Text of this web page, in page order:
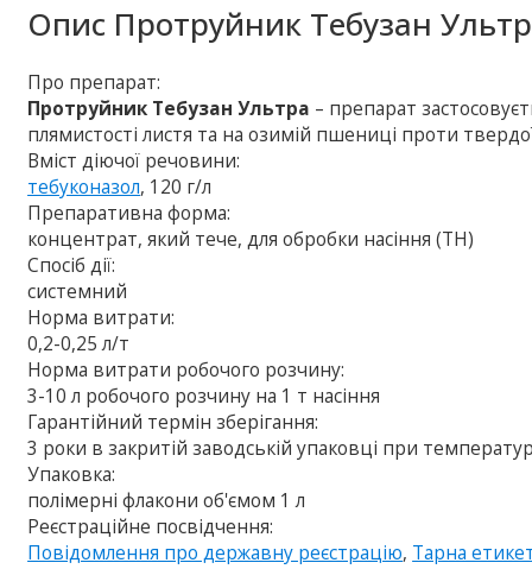
Опис Протруйник Тебузан
Про препарат:
Протруйник Тебузан Ультра – препарат
плямистості листя та на озимій пшениці проти
Вміст діючої речовини:
тебуконазол, 120 г/л
Препаративна форма:
концентрат, який тече, для обробки насіння (ТН)
Спосіб дії:
системний
Норма витрати:
0,2-0,25 л/т
Норма витрати робочого розчину:
3-10 л робочого розчину на 1 т насіння
Гарантійний термін зберігання:
3 роки в закритій заводській упаковці при
Упаковка:
полімерні флакони об'ємом 1 л
Реєстраційне посвідчення:
Повідомлення про державну реєстрацію, Тарна